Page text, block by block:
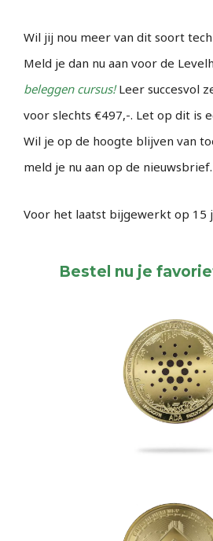
Wil jij nou meer van dit soort
Meld je dan nu aan voor de
beleggen cursus!Leer succesvol
voor slechts €497,-. Let op dit is
Wil je op de hoogte blijven van
meld je nu aan op de nieuwsbrief.
Voor het laatst bijgewerkt op 15
Bestel nu je